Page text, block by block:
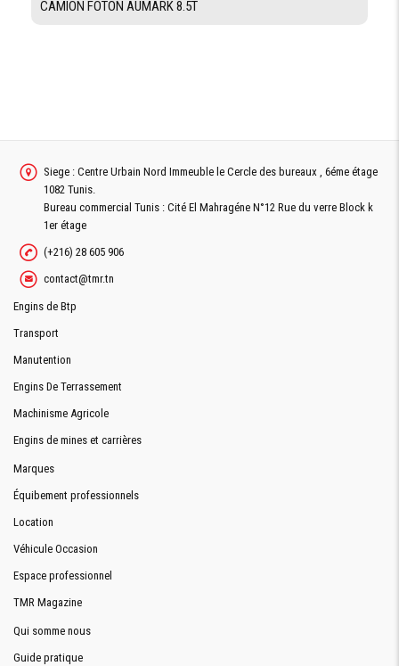
CAMION FOTON AUMARK 8.5T
Siege : Centre Urbain Nord Immeuble le Cercle des bureaux , 6éme étage
1082 Tunis.
Bureau commercial Tunis : Cité El Mahragéne N°12 Rue du verre Block k
1er étage
(+216) 28 605 906
contact@tmr.tn
Engins de Btp
Transport
Manutention
Engins De Terrassement
Machinisme Agricole
Engins de mines et carrières
Marques
Équibement professionnels
Location
Véhicule Occasion
Espace professionnel
TMR Magazine
Qui somme nous
Guide pratique